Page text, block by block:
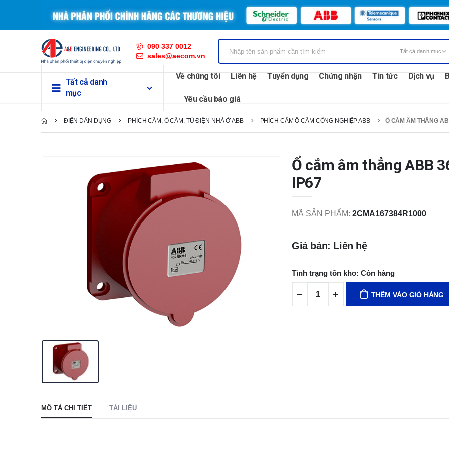
090 337 0012
sales@aecom.vn
Tất cả danh
mục
Về chúng tôi Liên hệ Tuyển dụng Chứng nhận Tin tức Dịch vụ
Yêu cầu báo giá
ĐIỆN DÂN DỤNG PHÍCH CẮM, Ổ CẲM, TỦ ĐIỆN NHÀ Ở ABB PHÍCH CẮM Ổ CẮM CÔNG NGHIỆP ABB Ổ CẮM ÂM THẲNG
Ổ cắm âm thẳng ABB
IP67
MÃ SẢN PHẨM: 2CMA167384R1000
Giá bán: Liên hệ
Tình trạng tồn kho: Còn hàng
THÊM VÀO GIỎ HÀNG
MÔ TẢ CHI TIẾT TÀI LIỆU